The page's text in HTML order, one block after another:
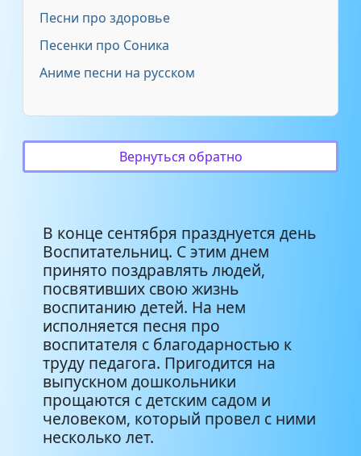
Современные детские песни -
Гимн воспитателей
Современные детские песни -
Мы любим воспитателей
Песни про здоровье
Песенки про Соника
Аниме песни на русском
Вернуться обратно
В конце сентября празднуется день
Воспитательниц. С этим днем
принято поздравлять людей,
посвятивших свою жизнь
воспитанию детей. На нем
исполняется песня про
воспитателя с благодарностью к
труду педагога. Пригодится на
выпускном дошкольники
прощаются с детским садом и
человеком, который провел с ними
несколько лет.